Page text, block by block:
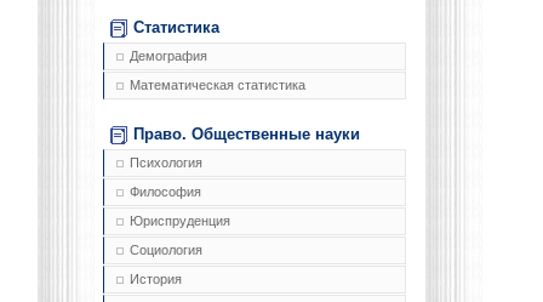
Статистика
Демография
Математическая статистика
Право. Общественные науки
Психология
Философия
Юриспруденция
Социология
История